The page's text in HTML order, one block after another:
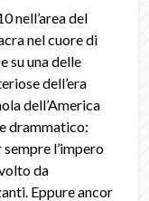
nell’area del
nel cuore di
su una delle
dell’era
dell’America
drammatico:
l’impero
da
Eppure ancor